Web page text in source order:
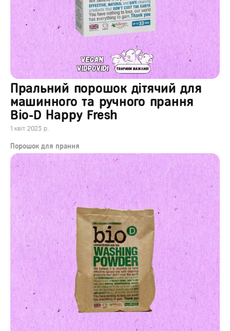
Пральний порошок дітячий для
машинного та ручного прання
Bio-D Happy Fresh
1 квіт 2023 р.
Порошок для прання